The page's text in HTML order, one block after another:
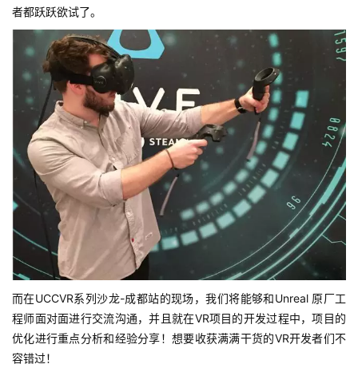
者都跃跃欲试了。
而在UCCVR系列沙龙-成都站的现场，我们将能够和Unreal 原厂工
程师面对面进行交流沟通，并且就在VR项目的开发过程中，项目的
优化进行重点分析和经验分享！想要收获满满干货的VR开发者们不
容错过！